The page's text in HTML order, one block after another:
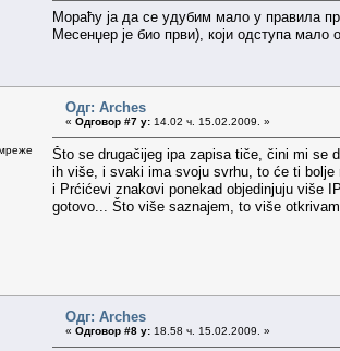
Мораћу ја да се удубим мало у правила
Месенџер је био први), који одступа мало
Одг: Arches
« Одговор #7 у: 14.02 ч. 15.02.2009. »
Što se drugačijeg ipa zapisa tiče, čini mi se
ih više, i svaki ima svoju svrhu, to će ti bolje
i Prćićevi znakovi ponekad objedinjuju više
gotovo... Što više saznajem, to više
Одг: Arches
« Одговор #8 у: 18.58 ч. 15.02.2009. »